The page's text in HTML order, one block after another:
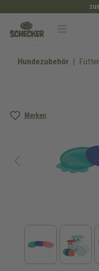
Hundezubehör
Merken
Bildergalerie überspringen